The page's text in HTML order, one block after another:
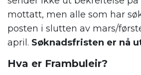
mottatt, men alle som har
posten i slutten av mars/
april. Søknadsfristen er nå
Hva er Frambuleir?